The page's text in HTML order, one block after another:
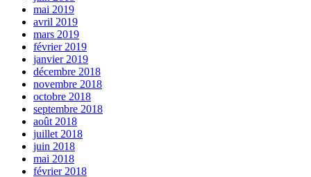
mai 2019
avril 2019
mars 2019
février 2019
janvier 2019
décembre 2018
novembre 2018
octobre 2018
septembre 2018
août 2018
juillet 2018
juin 2018
mai 2018
février 2018